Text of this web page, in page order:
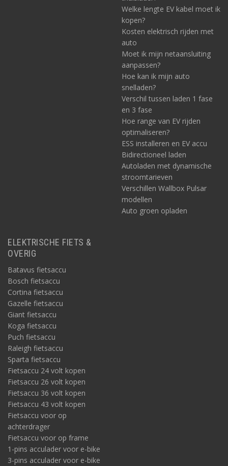
Welke lengte EV kabel moet ik
kopen?
Kosten elektrisch rijden met
auto
Moet ik mijn netaansluiting
aanpassen?
Hoe kan ik mijn auto
snelladen?
Verschil tussen laden 1 fase
en 3 fase
Hoe range van EV rijden
optimaliseren?
ESS installeren en EV accu
Bidirectioneel laden
Autoladen met dynamische
stroomtarieven
Verschillen Wallbox Pulsar
modellen
Auto groen opladen
ELEKTRISCHE FIETS &
OVERIG
Batavus fietsaccu
Bosch fietsaccu
Cortina fietsaccu
Gazelle fietsaccu
Giant fietsaccu
Koga fietsaccu
Puch fietsaccu
Raleigh fietsaccu
Sparta fietsaccu
Fietsaccu 24 volt kopen
Fietsaccu 26 volt kopen
Fietsaccu 36 volt kopen
Fietsaccu 43 volt kopen
Fietsaccu voor op
achterdrager
Fietsaccu voor op frame
1-pins acculader voor e-bike
3-pins acculader voor e-bike